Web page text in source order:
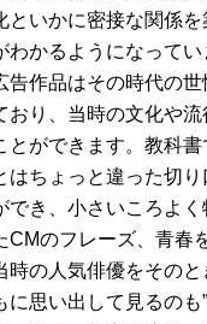
といかに密接な関係を
わかるようになってい
告作品はその時代の世
おり、当時の文化や流
とができます。教科書
はちょっと違った切り
でき、小さいころよく
CMのフレーズ、青春
時の人気俳優をそのと
に思い出して見るのも